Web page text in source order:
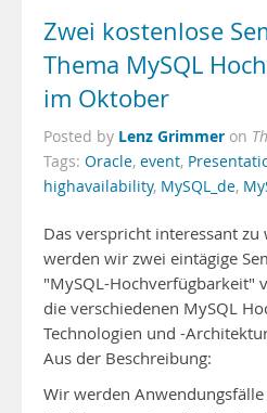
Zwei kostenlose
Thema MySQL
im Oktober
Posted by Lenz Grimmer on
Tags: Oracle, event,
highavailability, MySQL_de,
Das verspricht interessant
werden wir zwei eintägige
"MySQL-Hochverfügbarkeit"
die verschiedenen MySQL
Technologien und -
Aus der Beschreibung:
Wir werden